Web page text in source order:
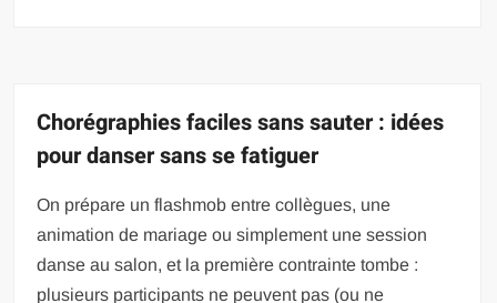
Chorégraphies faciles sans sauter : idées
pour danser sans se fatiguer
On prépare un flashmob entre collègues, une
animation de mariage ou simplement une session
danse au salon, et la première contrainte tombe :
plusieurs participants ne peuvent pas (ou ne